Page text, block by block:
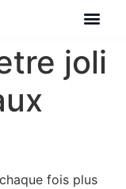
joli
fois plus